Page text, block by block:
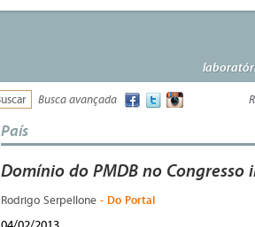
Busca avançada
País
Domínio do PMDB no Congresso
Rodrigo Serpellone - Do Portal